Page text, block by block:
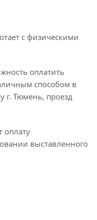
с физическими
оплатить
способом в
г. Тюмень, проезд
оплату
выставленного